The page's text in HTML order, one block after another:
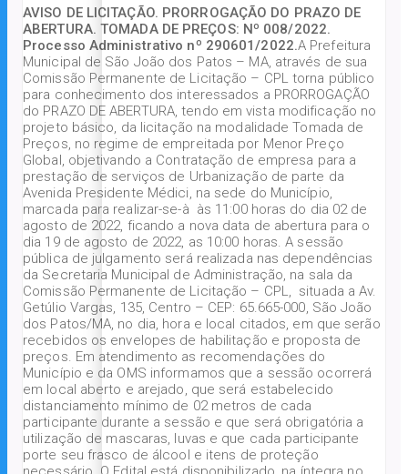
AVISO DE LICITAÇÃO. PRORROGAÇÃO DO PRAZO DE
ABERTURA. TOMADA DE PREÇOS: Nº 008/2022.
Processo Administrativo nº 290601/2022.A Prefeitura
Municipal de São João dos Patos – MA, através de sua
Comissão Permanente de Licitação – CPL torna público
para conhecimento dos interessados a PRORROGAÇÃO
do PRAZO DE ABERTURA, tendo em vista modificação no
projeto básico, da licitação na modalidade Tomada de
Preços, no regime de empreitada por Menor Preço
Global, objetivando a Contratação de empresa para a
prestação de serviços de Urbanização de parte da
Avenida Presidente Médici, na sede do Município,
marcada para realizar-se-à às 11:00 horas do dia 02 de
agosto de 2022, ficando a nova data de abertura para o
dia 19 de agosto de 2022, as 10:00 horas. A sessão
pública de julgamento será realizada nas dependências
da Secretaria Municipal de Administração, na sala da
Comissão Permanente de Licitação – CPL, situada a Av.
Getúlio Vargas, 135, Centro – CEP: 65.665-000, São João
dos Patos/MA, no dia, hora e local citados, em que serão
recebidos os envelopes de habilitação e proposta de
preços. Em atendimento as recomendações do
Município e da OMS informamos que a sessão ocorrerá
em local aberto e arejado, que será estabelecido
distanciamento mínimo de 02 metros de cada
participante durante a sessão e que será obrigatória a
utilização de mascaras, luvas e que cada participante
porte seu frasco de álcool e itens de proteção